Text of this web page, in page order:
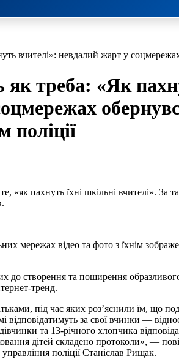
вчителі»: невдалий жарт у
треба: «Як
мережах відео та фото з їхнім
до створення та поширення
тренд.
під час яких роз’яснили їм, що
відповідатимуть за свої вчинки —
та 13-річного хлопчика
дітей складено протоколи», —
поліції Станіслав Рищак.